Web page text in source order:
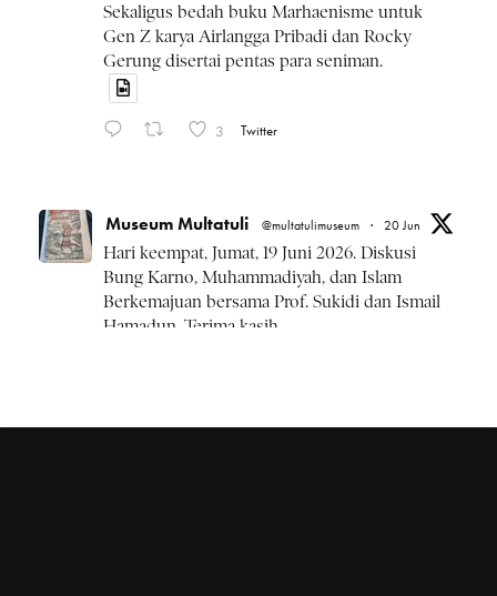
Sekaligus bedah buku Marhaenisme untuk
Gen Z karya Airlangga Pribadi dan Rocky
Gerung disertai pentas para seniman.
3 Twitter
Museum Multatuli @multatulimuseum · 20 Jun
Hari keempat, Jumat, 19 Juni 2026. Diskusi
Bung Karno, Muhammadiyah, dan Islam
Berkemajuan bersama Prof. Sukidi dan Ismail
Hamadun. Terima kasih.